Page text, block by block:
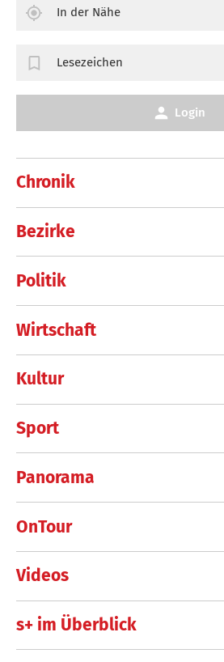
Chronik
Bezirke
Politik
Wirtschaft
Kultur
Sport
Panorama
OnTour
Videos
s+ im Überblick
In der Nähe
Lesezeichen
Login